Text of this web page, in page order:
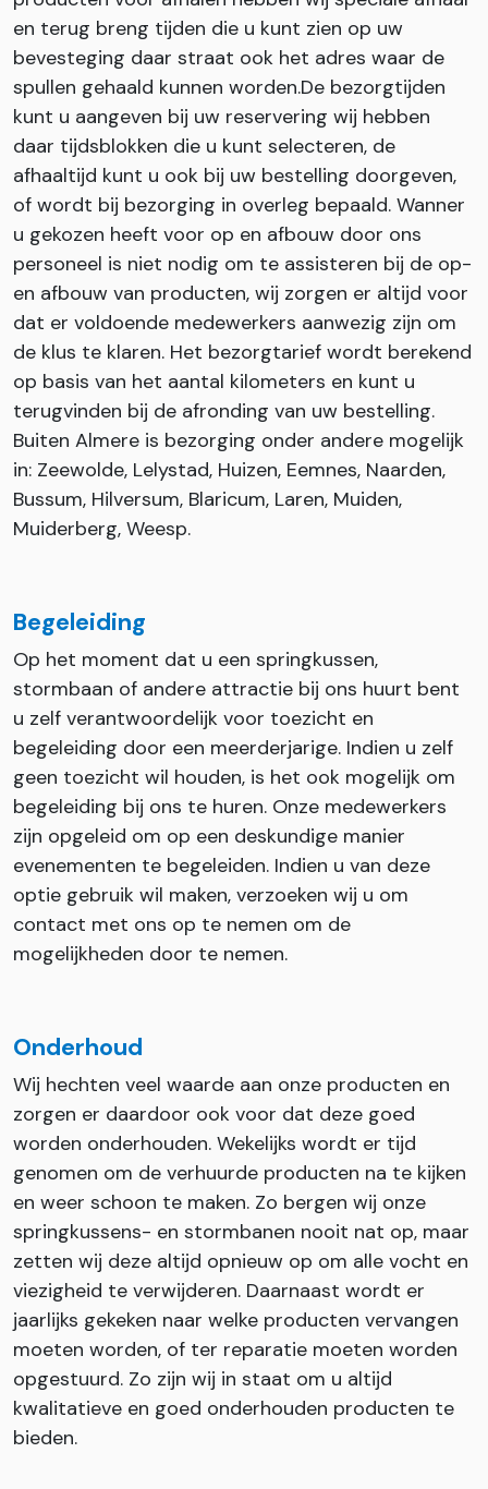
en terug breng tijden die u kunt zien op uw
bevesteging daar straat ook het adres waar de
spullen gehaald kunnen worden.De bezorgtijden
kunt u aangeven bij uw reservering wij hebben
daar tijdsblokken die u kunt selecteren, de
afhaaltijd kunt u ook bij uw bestelling doorgeven,
of wordt bij bezorging in overleg bepaald. Wanner
u gekozen heeft voor op en afbouw door ons
personeel is niet nodig om te assisteren bij de op-
en afbouw van producten, wij zorgen er altijd voor
dat er voldoende medewerkers aanwezig zijn om
de klus te klaren. Het bezorgtarief wordt berekend
op basis van het aantal kilometers en kunt u
terugvinden bij de afronding van uw bestelling.
Buiten Almere is bezorging onder andere mogelijk
in: Zeewolde, Lelystad, Huizen, Eemnes, Naarden,
Bussum, Hilversum, Blaricum, Laren, Muiden,
Muiderberg, Weesp.
Begeleiding
Op het moment dat u een springkussen,
stormbaan of andere attractie bij ons huurt bent
u zelf verantwoordelijk voor toezicht en
begeleiding door een meerderjarige. Indien u zelf
geen toezicht wil houden, is het ook mogelijk om
begeleiding bij ons te huren. Onze medewerkers
zijn opgeleid om op een deskundige manier
evenementen te begeleiden. Indien u van deze
optie gebruik wil maken, verzoeken wij u om
contact met ons op te nemen om de
mogelijkheden door te nemen.
Onderhoud
Wij hechten veel waarde aan onze producten en
zorgen er daardoor ook voor dat deze goed
worden onderhouden. Wekelijks wordt er tijd
genomen om de verhuurde producten na te kijken
en weer schoon te maken. Zo bergen wij onze
springkussens- en stormbanen nooit nat op, maar
zetten wij deze altijd opnieuw op om alle vocht en
viezigheid te verwijderen. Daarnaast wordt er
jaarlijks gekeken naar welke producten vervangen
moeten worden, of ter reparatie moeten worden
opgestuurd. Zo zijn wij in staat om u altijd
kwalitatieve en goed onderhouden producten te
bieden.